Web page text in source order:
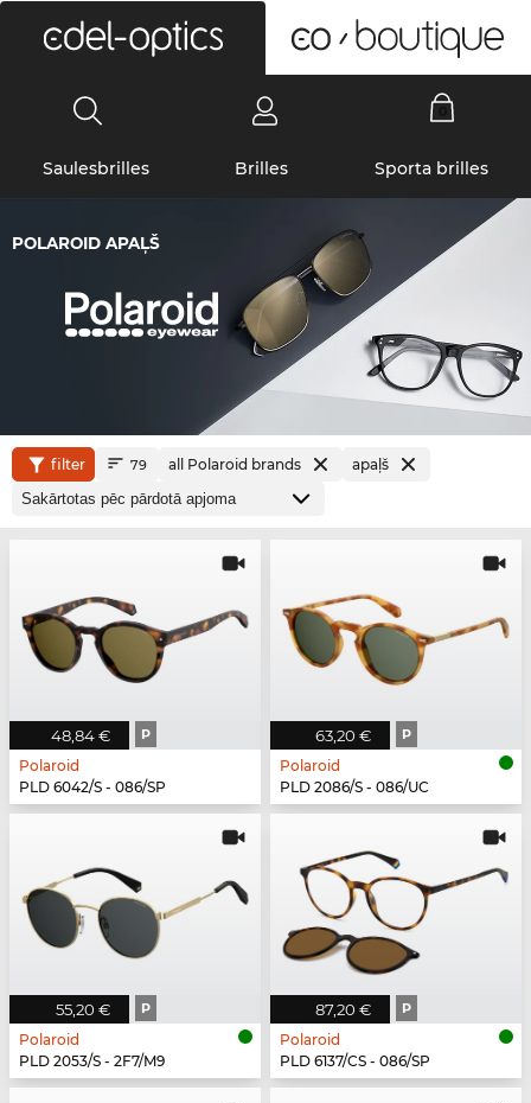
Saulesbrilles Brilles Sporta brilles
POLAROID APAĻŠ
filter 79 all Polaroid brands apaļš
48,84 € P
Polaroid
PLD 6042/S - 086/SP
63,20 € P
Polaroid
PLD 2086/S - 086/UC
55,20 € P
Polaroid
PLD 2053/S - 2F7/M9
87,20 € P
Polaroid
PLD 6137/CS - 086/SP